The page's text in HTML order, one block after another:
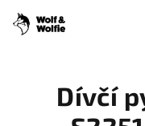
obsah
Dívčí